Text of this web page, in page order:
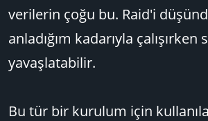
verilerin çoğu bu. Raid'i
anladığım kadarıyla
yavaşlatabilir.
Bu tür bir kurulum için